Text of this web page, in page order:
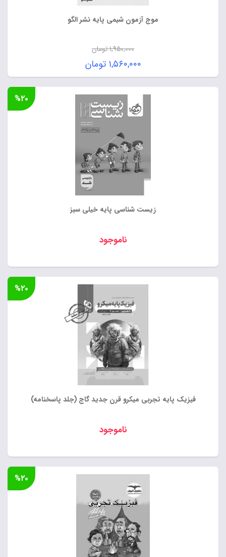
موج آزمون شیمی پایه نشر الگو
۱,۹۵۰,۰۰۰تومان
قیمت
اصلی:
۱,۹۵۰,۰۰۰ تومان
بود.
۱,۵۶۰,۰۰۰ تومان
قیمت
فعلی:
۱,۵۶۰,۰۰۰ تومان.
زیست شناسی پایه خیلی سبز
ناموجود
%۲۰
فیزیک پایه تجربی میکرو قرن جدید گاج (جلد پاسخنامه)
ناموجود
%۲۰
%۲۰